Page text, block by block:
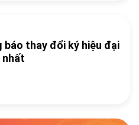
thay đổi ký hiệu đại
nhất